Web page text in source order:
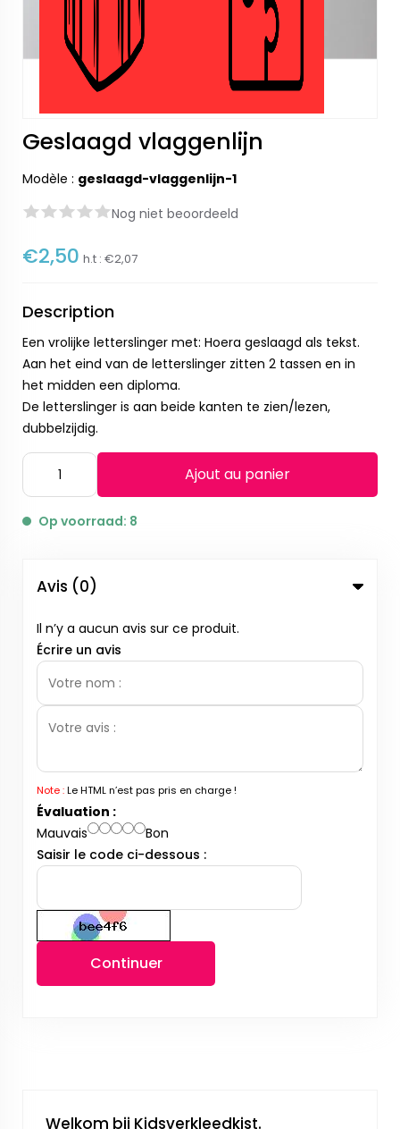
Geslaagd vlaggenlijn
Modèle : geslaagd-vlaggenlijn-1
Nog niet beoordeeld
€2,50 h.t : €2,07
Description
Een vrolijke letterslinger met: Hoera geslaagd als tekst.
Aan het eind van de letterslinger zitten 2 tassen en in
het midden een diploma.
De letterslinger is aan beide kanten te zien/lezen,
dubbelzijdig.
Ajout au panier
Op voorraad: 8
Avis (0)
Il n’y a aucun avis sur ce produit.
Écrire un avis
Note :Le HTML n’est pas pris en charge !
Évaluation :
Mauvais
Bon
Saisir le code ci-dessous :
Continuer
Welkom bij Kidsverkleedkist.